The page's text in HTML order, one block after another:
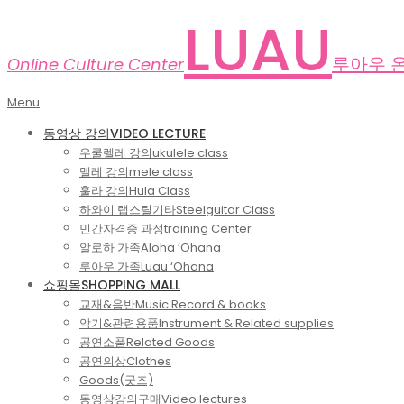
Online Culture Center LUAU 루아우
Primary
Menu
Menu
동영상 강의VIDEO LECTURE
우쿨렐레 강의ukulele class
멜레 강의mele class
훌라 강의Hula Class
하와이 랩스틸기타Steelguitar Class
민간자격증 과정training Center
알로하 가족Aloha ‘Ohana
루아우 가족Luau ‘Ohana
쇼핑몰SHOPPING MALL
교재&음반Music Record & books
악기&관련용품Instrument & Related supplies
공연소품Related Goods
공연의상Clothes
Goods(굿즈)
동영상강의구매Video lectures